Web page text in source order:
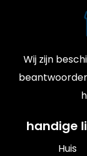
Wij zijn
handige
Huis